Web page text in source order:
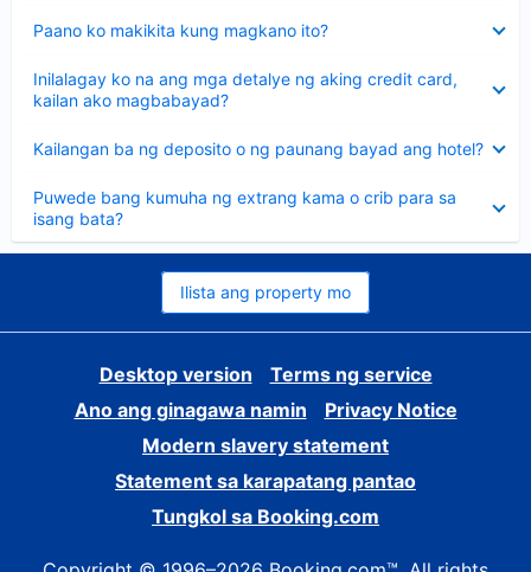
Paano ko makikita kung magkano ito?
ang
Inilalagay ko na ang mga detalye ng aking credit card,
kailan ako magbabayad?
ang
sagot
Kailangan ba ng deposito o ng paunang bayad ang hotel?
ang
Puwede bang kumuha ng extrang kama o crib para sa
isang bata?
ang
sagot
Ilista ang property mo
Desktop version
Terms ng service
Ano ang ginagawa namin
Privacy Notice
Modern slavery statement
Statement sa karapatang pantao
Tungkol sa Booking.com